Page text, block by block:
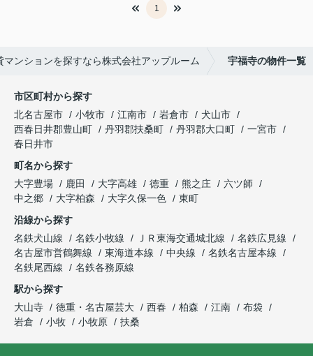
1
マンションを探すなら株式会社アップルーム 宇福寺の物件一覧
市区町村から探す
北名古屋市
小牧市 江南市 岩倉市
犬山市
西春日井郡豊山町
丹羽郡扶桑町 丹羽郡大口町
一宮市
春日井市
町名から探す
大字豊場
鹿田 大字高雄 徳重 熊之庄
六ツ師
中之郷
大字柏森 大字久保一色
東町
沿線から探す
名鉄犬山線
名鉄小牧線 ＪＲ東海交通城北線
名鉄広見線
名古屋市営鶴舞線
東海道本線 中央線
名鉄名古屋本線
名鉄尾西線
名鉄各務原線
駅から探す
大山寺
徳重・名古屋芸大 西春 柏森 江南
布袋
岩倉
小牧 小牧原 扶桑